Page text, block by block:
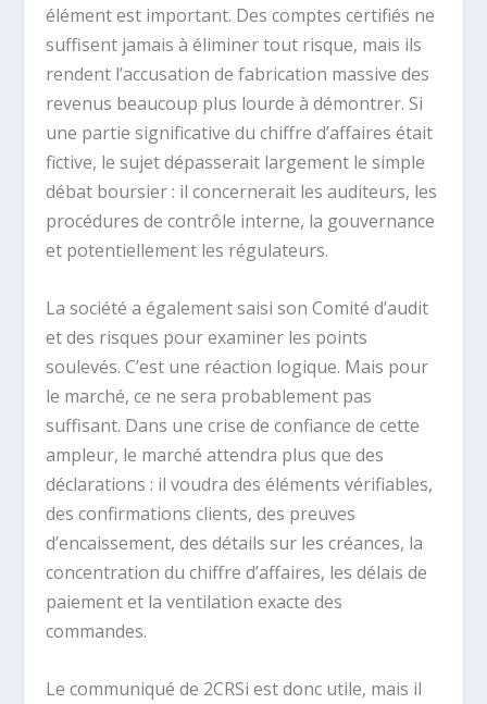
élément est important. Des comptes certifiés ne
suffisent jamais à éliminer tout risque, mais ils
rendent l’accusation de fabrication massive des
revenus beaucoup plus lourde à démontrer. Si
une partie significative du chiffre d’affaires était
fictive, le sujet dépasserait largement le simple
débat boursier : il concernerait les auditeurs, les
procédures de contrôle interne, la gouvernance
et potentiellement les régulateurs.
La société a également saisi son Comité d’audit
et des risques pour examiner les points
soulevés. C’est une réaction logique. Mais pour
le marché, ce ne sera probablement pas
suffisant. Dans une crise de confiance de cette
ampleur, le marché attendra plus que des
déclarations : il voudra des éléments vérifiables,
des confirmations clients, des preuves
d’encaissement, des détails sur les créances, la
concentration du chiffre d’affaires, les délais de
paiement et la ventilation exacte des
commandes.
Le communiqué de 2CRSi est donc utile, mais il